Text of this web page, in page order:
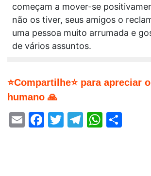
começam a mover-se
não os tiver, seus amigos o
uma pessoa muito arrumada e
de vários assuntos.
⭐Compartilhe⭐ para apreciar
humano 🙏
EmailFacebook
Twitter
Telegram